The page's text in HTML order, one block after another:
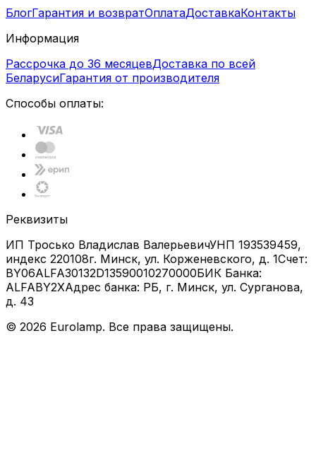
БлогГарантия и возвратОплатаДоставкаКонтакты
Информация
Рассрочка до 36 месяцевДоставка по всей
БеларусиГарантия от производителя
Способы оплаты:
Реквизиты
ИП Тросько Владислав ВалерьевичУНП 193539459,
индекс 220108г. Минск, ул. Корженевского, д. 1Счет:
BY06ALFA30132D13590010270000БИК Банка:
ALFABY2XАдрес банка: РБ, г. Минск, ул. Сурганова,
д. 43
© 2026 Eurolamp. Все права защищены.